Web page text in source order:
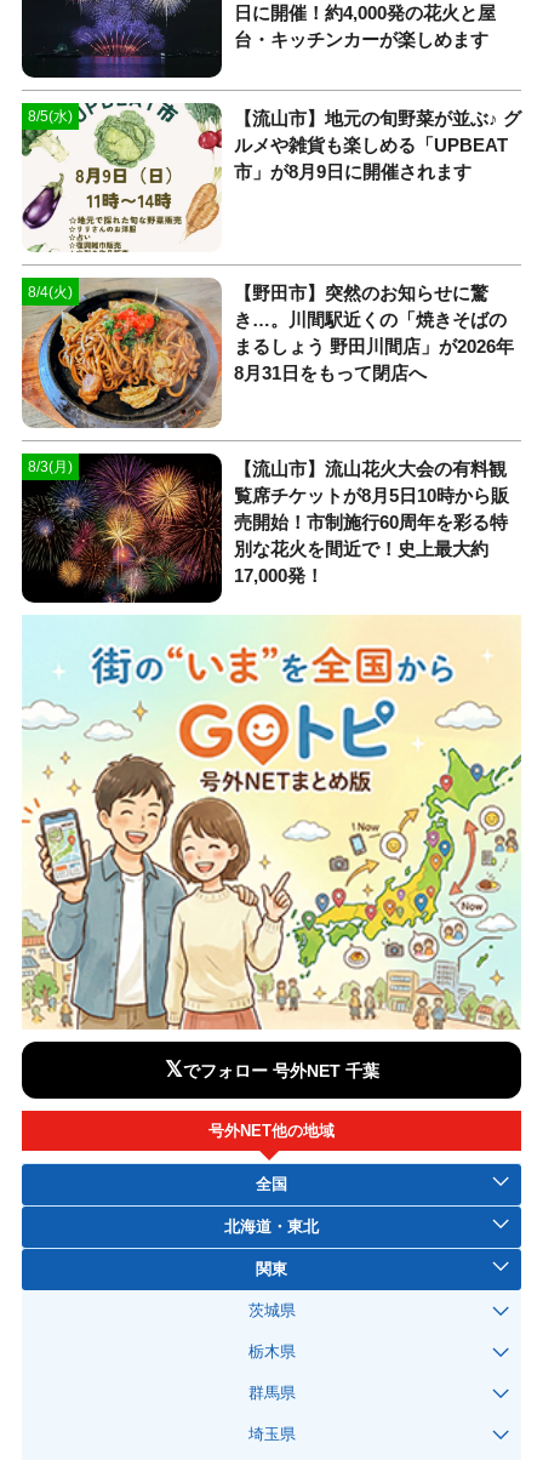
日に開催！約4,000発の花火と屋
台・キッチンカーが楽しめます
8/5(水)
【流山市】地元の旬野菜が並ぶ♪ グ
ルメや雑貨も楽しめる「UPBEAT
市」が8月9日に開催されます
8/4(火)
【野田市】突然のお知らせに驚
き…。川間駅近くの「焼きそばの
まるしょう 野田川間店」が2026年
8月31日をもって閉店へ
8/3(月)
【流山市】流山花火大会の有料観
覧席チケットが8月5日10時から販
売開始！市制施行60周年を彩る特
別な花火を間近で！史上最大約
17,000発！
𝕏でフォロー 号外NET 千葉
号外NET他の地域
全国
北海道・東北
関東
茨城県
栃木県
群馬県
埼玉県